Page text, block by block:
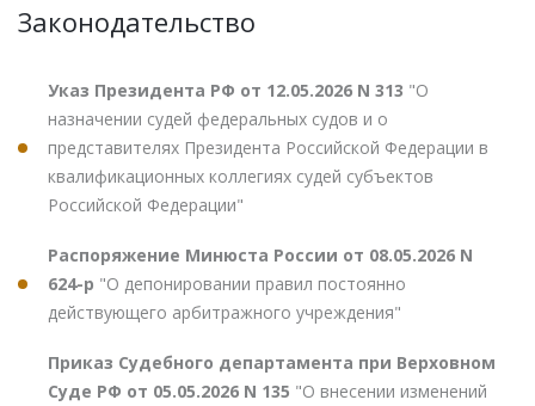
Законодательство
Указ Президента РФ от 12.05.2026 N 313 "О
назначении судей федеральных судов и о
представителях Президента Российской Федерации в
квалификационных коллегиях судей субъектов
Российской Федерации"
Распоряжение Минюста России от 08.05.2026 N
624-р "О депонировании правил постоянно
действующего арбитражного учреждения"
Приказ Судебного департамента при Верховном
Суде РФ от 05.05.2026 N 135 "О внесении изменений